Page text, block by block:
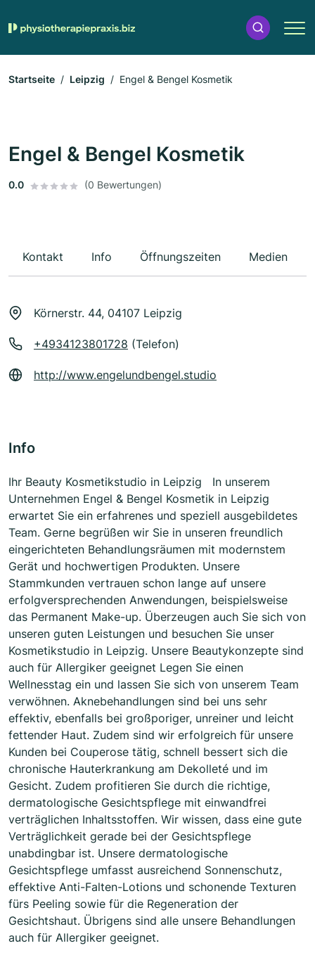
Startseite Leipzig Engel & Bengel Kosmetik
Engel & Bengel Kosmetik
0.0 (0 Bewertungen)
Kontakt Info Öffnungszeiten Medien
Körnerstr. 44, 04107 Leipzig
+4934123801728 (Telefon)
http://www.engelundbengel.studio
Info
Ihr Beauty Kosmetikstudio in Leipzig In unserem
Unternehmen Engel & Bengel Kosmetik in Leipzig
erwartet Sie ein erfahrenes und speziell ausgebildetes
Team. Gerne begrüßen wir Sie in unseren freundlich
eingerichteten Behandlungsräumen mit modernstem
Gerät und hochwertigen Produkten. Unsere
Stammkunden vertrauen schon lange auf unsere
erfolgversprechenden Anwendungen, beispielsweise
das Permanent Make-up. Überzeugen auch Sie sich von
unseren guten Leistungen und besuchen Sie unser
Kosmetikstudio in Leipzig. Unsere Beautykonzepte sind
auch für Allergiker geeignet Legen Sie einen
Wellnesstag ein und lassen Sie sich von unserem Team
verwöhnen. Aknebehandlungen sind bei uns sehr
effektiv, ebenfalls bei großporiger, unreiner und leicht
fettender Haut. Zudem sind wir erfolgreich für unsere
Kunden bei Couperose tätig, schnell bessert sich die
chronische Hauterkrankung am Dekolleté und im
Gesicht. Zudem profitieren Sie durch die richtige,
dermatologische Gesichtspflege mit einwandfrei
verträglichen Inhaltsstoffen. Wir wissen, dass eine gute
Verträglichkeit gerade bei der Gesichtspflege
unabdingbar ist. Unsere dermatologische
Gesichtspflege umfasst ausreichend Sonnenschutz,
effektive Anti-Falten-Lotions und schonende Texturen
fürs Peeling sowie für die Regeneration der
Gesichtshaut. Übrigens sind alle unsere Behandlungen
auch für Allergiker geeignet.